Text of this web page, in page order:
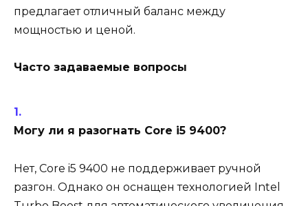
предлагает отличный баланс между
мощностью и ценой.
Часто задаваемые вопросы
Могу ли я разогнать Core i5 9400?
Нет, Core i5 9400 не поддерживает ручной
разгон. Однако он оснащен технологией Intel